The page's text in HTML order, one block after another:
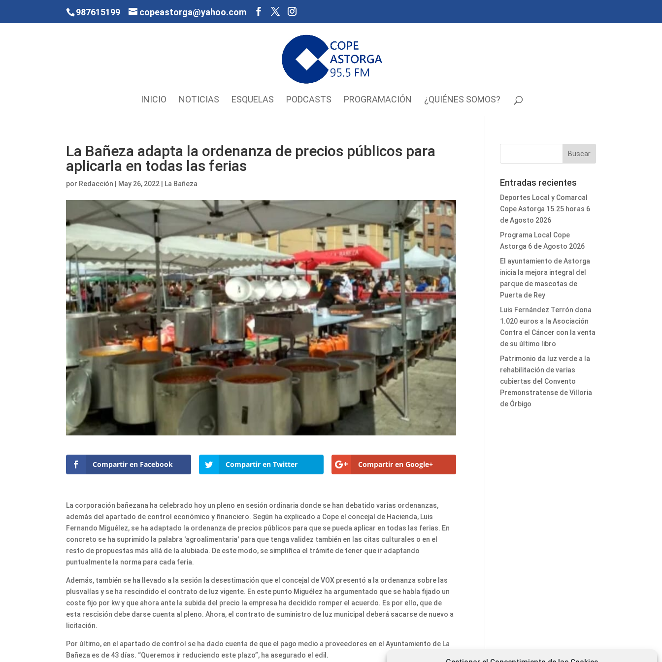
987615199 copeastorga@yahoo.com
INICIO NOTICIAS ESQUELAS PODCASTS PROGRAMACIÓN ¿QUIÉNES SOMOS?
La Bañeza adapta la ordenanza de precios públicos para
aplicarla en todas las ferias
por Redacción May 26, 2022 La Bañeza
Compartir en Facebook Compartir en Twitter Compartir en Google+
La corporación bañezana ha celebrado hoy un pleno en sesión ordinaria donde se han debatido varias ordenanzas,
además del apartado de control económico y financiero. Según ha explicado a Cope el concejal de Hacienda, Luis
Fernando Miguélez, se ha adaptado la ordenanza de precios públicos para que se pueda aplicar en todas las ferias. En
concreto se ha suprimido la palabra 'agroalimentaria' para que tenga validez también en las citas culturales o en el
resto de propuestas más allá de la alubiada. De este modo, se simplifica el trámite de tener que ir adaptando
puntualmente la norma para cada feria.
Además, también se ha llevado a la sesión la desestimación que el concejal de VOX presentó a la ordenanza sobre las
plusvalías y se ha rescindido el contrato de luz vigente. En este punto Miguélez ha argumentado que se había fijado un
coste fijo por kw y que ahora ante la subida del precio la empresa ha decidido romper el acuerdo. Es por ello, que de
esta rescisión debe darse cuenta al pleno. Ahora, el contrato de suministro de luz municipal deberá sacarse de nuevo a
licitación.
Por último, en el apartado de control se ha dado cuenta de que el pago medio a proveedores en el Ayuntamiento de La
Bañeza es de 43 días. “Queremos ir reduciendo este plazo”, ha asegurado el edil.
Entradas recientes
Deportes Local y Comarcal
Cope Astorga 15.25 horas 6
de Agosto 2026
Programa Local Cope
Astorga 6 de Agosto 2026
El ayuntamiento de Astorga
inicia la mejora integral del
parque de mascotas de
Puerta de Rey
Luis Fernández Terrón dona
1.020 euros a la Asociación
Contra el Cáncer con la venta
de su último libro
Patrimonio da luz verde a la
rehabilitación de varias
cubiertas del Convento
Premonstratense de Villoria
de Órbigo